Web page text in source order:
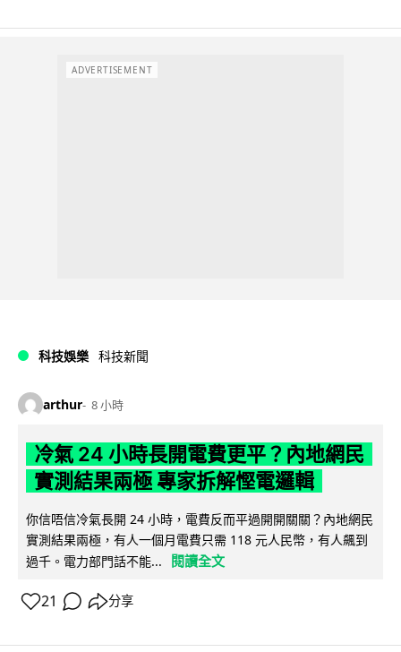
ADVERTISEMENT
科技娛樂 科技新聞
arthur 8 小時
冷氣 24 小時長開電費更平？內地網民
實測結果兩極 專家拆解慳電邏輯
你信唔信冷氣長開 24 小時，電費反而平過開開關關？內地網民
實測結果兩極，有人一個月電費只需 118 元人民幣，有人飆到
過千。電力部門話不能...
閱讀全文
21 分享